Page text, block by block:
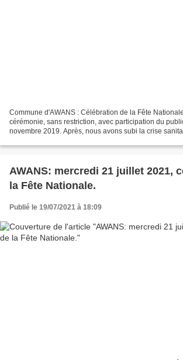
Commune d'AWANS : Célébration de la Fête
cérémonie, sans restriction, avec participation du
novembre 2019. Après, nous avons subi la crise
AWANS: mercredi 21 juillet 2021,
la Fête Nationale.
Publié le 19/07/2021 à 18:09